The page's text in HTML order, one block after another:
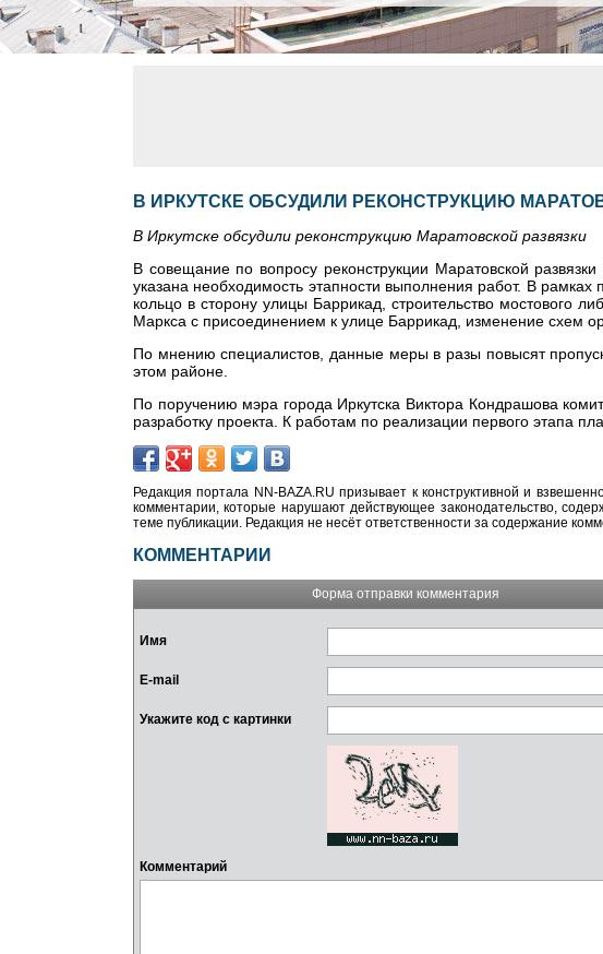
В ИРКУТСКЕ ОБСУДИЛИ РЕКОНСТРУКЦИЮ
В Иркутске обсудили реконструкцию Маратовской развязки
В совещание по вопросу реконструкции Маратовской
указана необходимость этапности выполнения работ. В
кольцо в сторону улицы Баррикад, строительство мостового
Маркса с присоединением к улице Баррикад, изменение схем
По мнению специалистов, данные меры в разы повысят
этом районе.
По поручению мэра города Иркутска Виктора Кондрашова
разработку проекта. К работам по реализации первого этапа
Редакция портала NN-BAZA.RU призывает к конструктивной и
комментарии, которые нарушают действующее законодательство,
теме публикации. Редакция не несёт ответственности за содержание
КОММЕНТАРИИ
Форма отправки комментария
Имя
E-mail
Укажите код с картинки
Комментарий